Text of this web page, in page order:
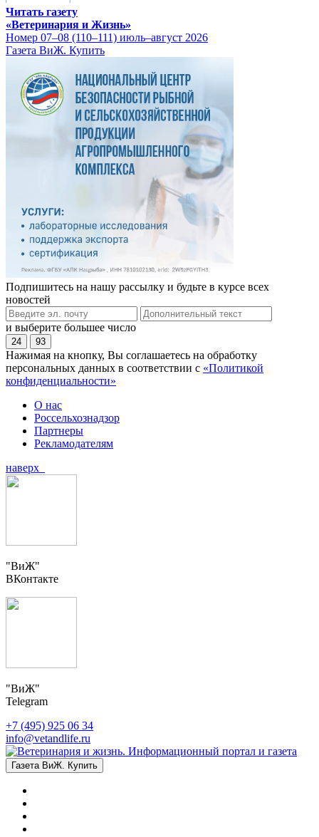
Читать газету
«Ветеринария и Жизнь»
Номер 07–08 (110–111) июль–август 2026
Газета ВиЖ. Купить
Подпишитесь на нашу рассылку и будьте в курсе всех
новостей
и выберите большее число
24 93
Нажимая на кнопку, Вы соглашаетесь на обработку
персональных данных в соответствии с «Политикой
конфиденциальности»
О нас
Россельхознадзор
Партнеры
Рекламодателям
наверх
"ВиЖ"
ВКонтакте
"ВиЖ"
Telegram
+7 (495) 925 06 34
info@vetandlife.ru
Газета ВиЖ. Купить